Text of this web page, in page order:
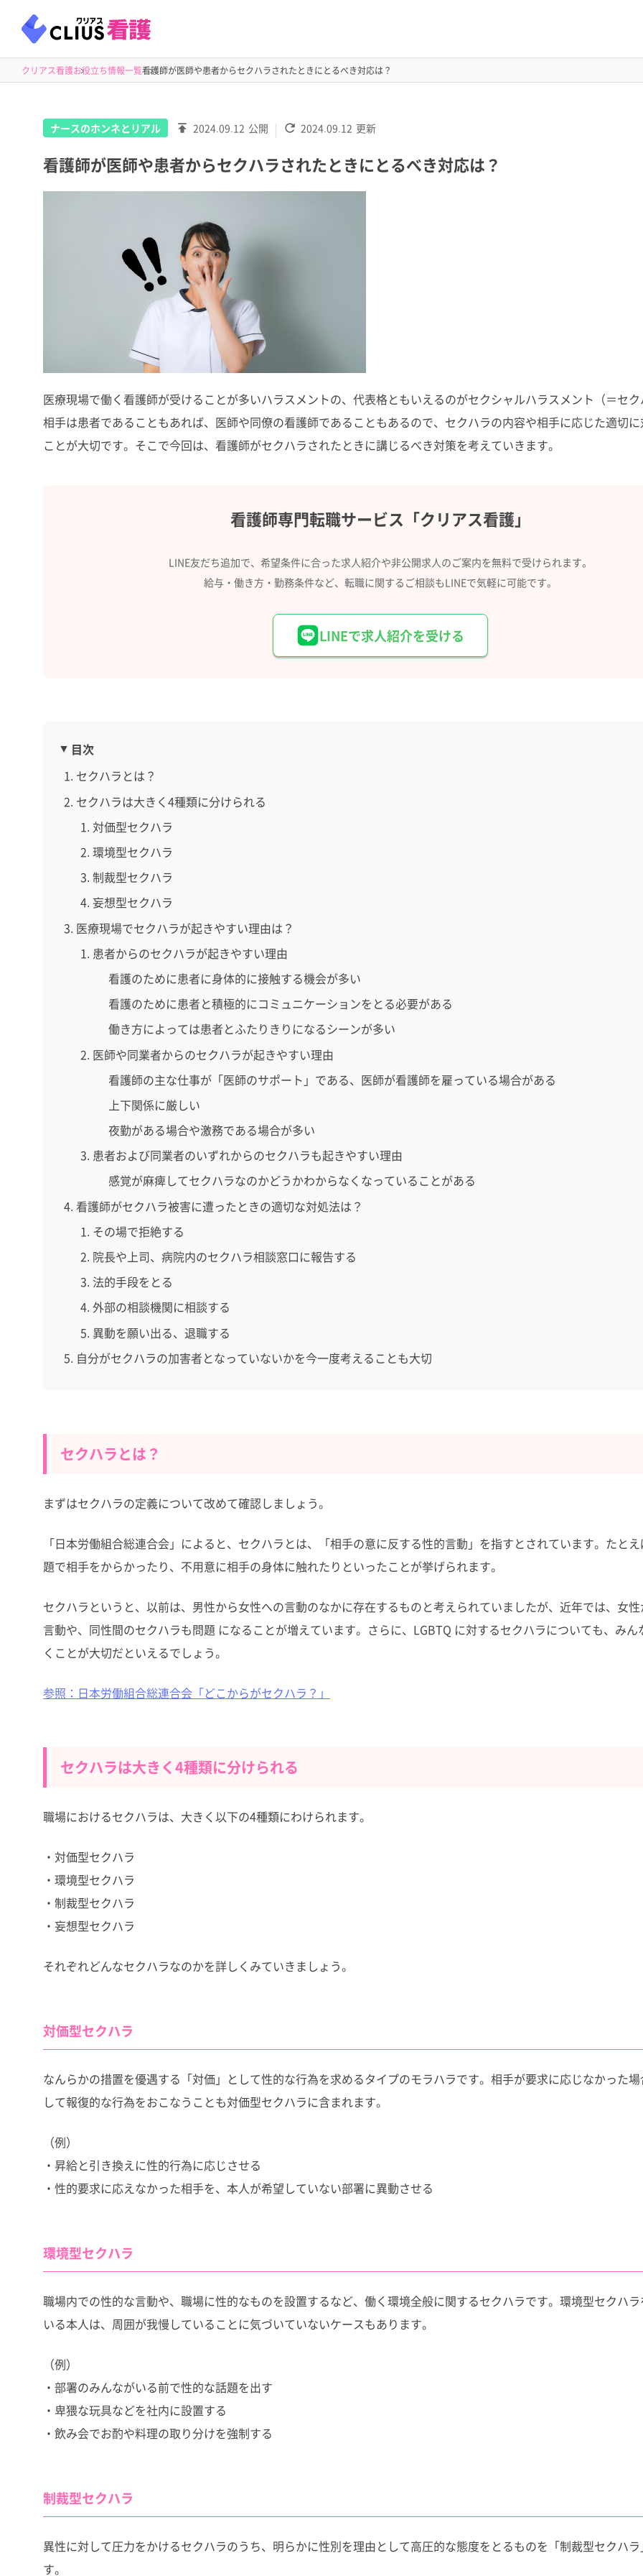
クリアス看護お役立ち情報一覧看護師が医師や患者からセクハラされたときにとるべき対応は？
ナースのホンネとリアル 2024.09.12 公開 2024.09.12 更新
看護師が医師や患者からセクハラされたときにとるべき対応は？
医療現場で働く看護師が受けることが多いハラスメントの、代表格ともいえるのがセクシャルハラスメント（＝セク
相手は患者であることもあれば、医師や同僚の看護師であることもあるので、セクハラの内容や相手に応じた適切に
ことが大切です。そこで今回は、看護師がセクハラされたときに講じるべき対策を考えていきます。
看護師専門転職サービス 「クリアス看護」
LINE友だち追加で、希望条件に合った求人紹介や非公開求人のご案内を無料で受けられます。
給与・働き方・勤務条件など、 転職に関するご相談もLINEで気軽に可能です。
LINEで求人紹介を受ける
目次
セクハラとは？
セクハラは大きく4種類に分けられる
対価型セクハラ
環境型セクハラ
制裁型セクハラ
妄想型セクハラ
医療現場でセクハラが起きやすい理由は？
患者からのセクハラが起きやすい理由
看護のために患者に身体的に接触する機会が多い
看護のために患者と積極的にコミュニケーションをとる必要がある
働き方によっては患者とふたりきりになるシーンが多い
医師や同業者からのセクハラが起きやすい理由
看護師の主な仕事が「医師のサポート」である、医師が看護師を雇っている場合がある
上下関係に厳しい
夜勤がある場合や激務である場合が多い
患者および同業者のいずれからのセクハラも起きやすい理由
感覚が麻痺してセクハラなのかどうかわからなくなっていることがある
看護師がセクハラ被害に遭ったときの適切な対処法は？
その場で拒絶する
院長や上司、病院内のセクハラ相談窓口に報告する
法的手段をとる
外部の相談機関に相談する
異動を願い出る、退職する
自分がセクハラの加害者となっていないかを今一度考えることも大切
セクハラとは？
まずはセクハラの定義について改めて確認しましょう。
「日本労働組合総連合会」によると、セクハラとは、「相手の意に反する性的言動」を指すとされています。たと
題で相手をからかったり、不用意に相手の身体に触れたりといったことが挙げられます。
セクハラというと、以前は、男性から女性への言動のなかに存在するものと考えられていましたが、近年では、女
言動や、同性間のセクハラも問題 になることが増えています。さらに、LGBTQ に対するセクハラについても、みん
くことが大切だといえるでしょう。
参照：日本労働組合総連合会「どこからがセクハラ？」
セクハラは大きく4種類に分けられる
職場におけるセクハラは、大きく以下の4種類にわけられます。
・対価型セクハラ
・環境型セクハラ
・制裁型セクハラ
・妄想型セクハラ
それぞれどんなセクハラなのかを詳しくみていきましょう。
対価型セクハラ
なんらかの措置を優遇する「対価」として性的な行為を求めるタイプのモラハラです。相手が要求に応じなかった場
して報復的な行為をおこなうことも対価型セクハラに含まれます。
（例）
・昇給と引き換えに性的行為に応じさせる
・性的要求に応えなかった相手を、本人が希望していない部署に異動させる
環境型セクハラ
職場内での性的な言動や、職場に性的なものを設置するなど、働く環境全般に関するセクハラです。環境型セクハ
いる本人は、周囲が我慢していることに気づいていないケースもあります。
（例）
・部署のみんながいる前で性的な話題を出す
・卑猥な玩具などを社内に設置する
・飲み会でお酌や料理の取り分けを強制する
制裁型セクハラ
異性に対して圧力をかけるセクハラのうち、明らかに性別を理由として高圧的な態度をとるものを「制裁型セクハ
す。